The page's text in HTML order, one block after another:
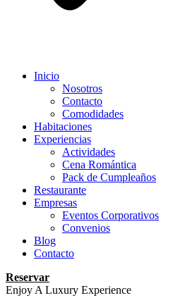
Inicio
Nosotros
Contacto
Comodidades
Habitaciones
Experiencias
Actividades
Cena Romántica
Pack de Cumpleaños
Restaurante
Empresas
Eventos Corporativos
Convenios
Blog
Contacto
Reservar
Enjoy A Luxury Experience